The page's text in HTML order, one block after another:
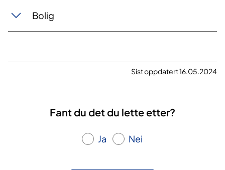
Bolig
Sist oppdatert 16.05.2024
Fant du det du lette etter?
Ja Nei